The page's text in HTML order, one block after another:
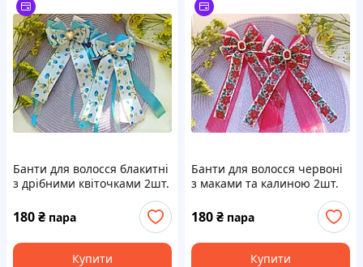
Банти для волосся блакитні
з дрібними квіточками 2шт.
180₴ пара
Купити
Банти для волосся червоні
з маками та калиною 2шт.
180₴ пара
Купити